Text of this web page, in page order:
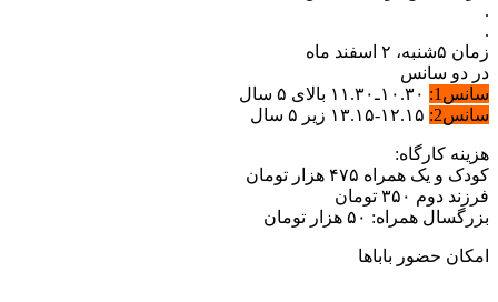
۵شنبه، ۲ اسفند ماه
دو سانس
۱۲.۱۵-۱۳.۱۵ زیر ۵ سال
کارگاه:
و یک همراه ۴۷۵ هزار تومان
دوم ۳۵۰ تومان
همراه: ۵۰ هزار تومان
حضور باباها